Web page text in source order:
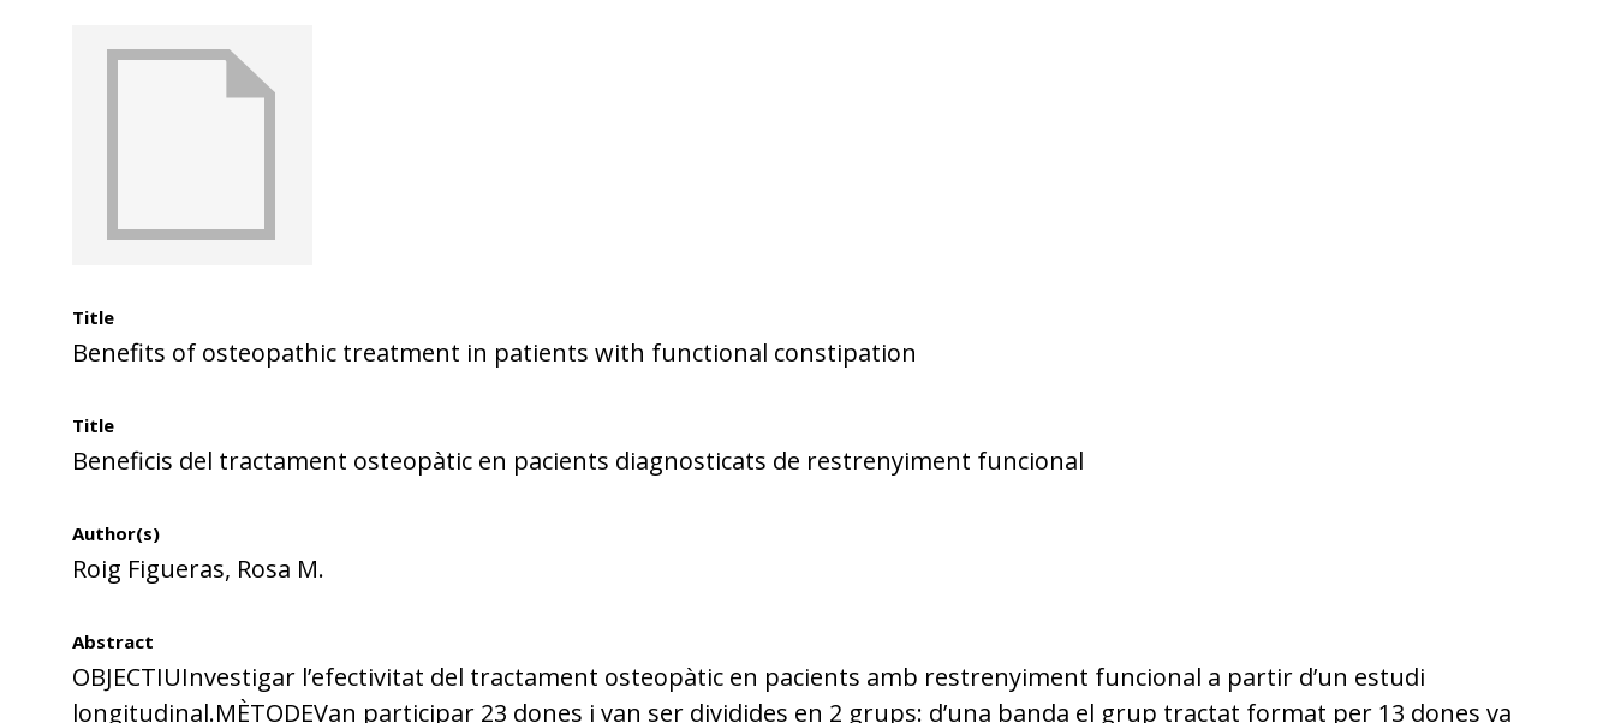
Title
Benefits of osteopathic treatment in patients with functional constipation
Title
Beneficis del tractament osteopàtic en pacients diagnosticats de restrenyiment funcional
Author(s)
Roig Figueras, Rosa M.
Abstract
OBJECTIUInvestigar l’efectivitat del tractament osteopàtic en pacients amb restrenyiment funcional a partir d’un estudi
longitudinal.MÈTODEVan participar 23 dones i van ser dividides en 2 grups: d’una banda el grup tractat format per 13 dones va